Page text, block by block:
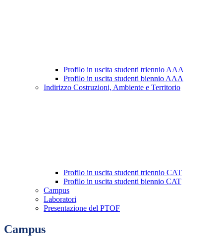
Profilo in uscita studenti triennio AAA
Profilo in uscita studenti biennio AAA
Indirizzo Costruzioni, Ambiente e Territorio
Profilo in uscita studenti triennio CAT
Profilo in uscita studenti biennio CAT
Campus
Laboratori
Presentazione del PTOF
Campus